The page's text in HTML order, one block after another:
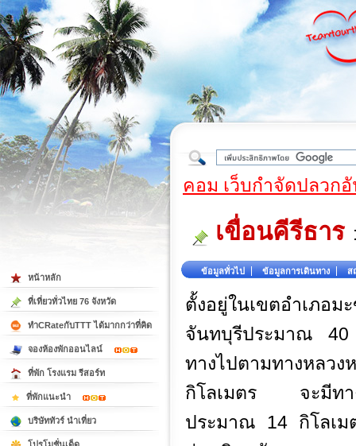
ต้
คอม เว็บกำจัดปลวก
เขื่อนคีรีธาร
ข้อมูลทั่วไป ข้อมูลการเดินทาง ส
ตั้งอยู่ในเขตอำเภ
จันทบุรีประมาณ 40
ทางไปตามทางหลว
กิโลเมตร จะมีทาง
ประมาณ 14 กิโลเม
หน้าหลัก
ที่เที่ยวทั่วไทย 76 จังหวัด
ทำCRateกับTTT ได้มากกว่าที่คิด
จองห้องพักออนไลน์
ที่พัก โรงแรม รีสอร์ท
ที่พักแนะนำ
บริษัททัวร์ นำเที่ยว